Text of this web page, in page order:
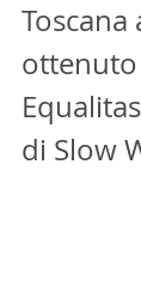
Toscana
ottenuto
di Slow